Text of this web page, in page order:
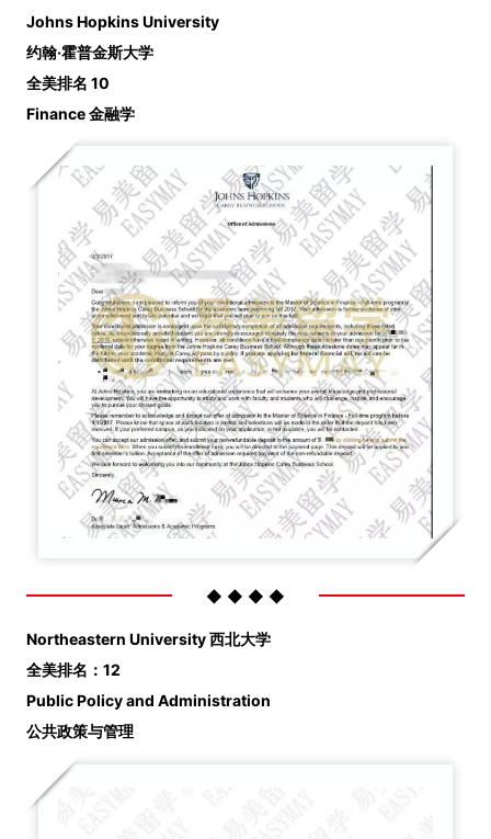
Johns Hopkins University
约翰·霍普金斯大学
全美排名 10
Finance 金融学
◆ ◆ ◆ ◆
Northeastern University 西北大学
全美排名：12
Public Policy and Administration
公共政策与管理